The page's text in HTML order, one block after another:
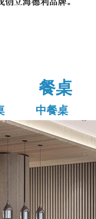
餐桌
中餐桌